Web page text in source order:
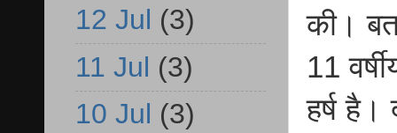
की।
11
हर्ष
12 Jul (3)
11 Jul (3)
10 Jul (3)